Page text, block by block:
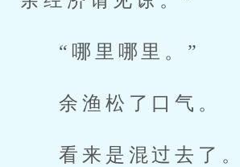
“哪里哪里。”
余渔松了口气。
看来是混过去了。